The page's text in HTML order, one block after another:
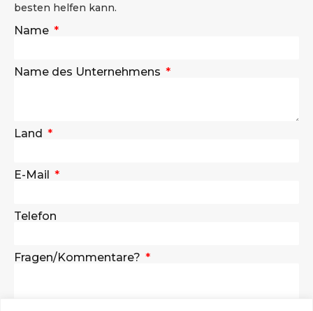
besten helfen kann.
Name
Name des Unternehmens
Land
E-Mail
Telefon
Fragen/Kommentare?